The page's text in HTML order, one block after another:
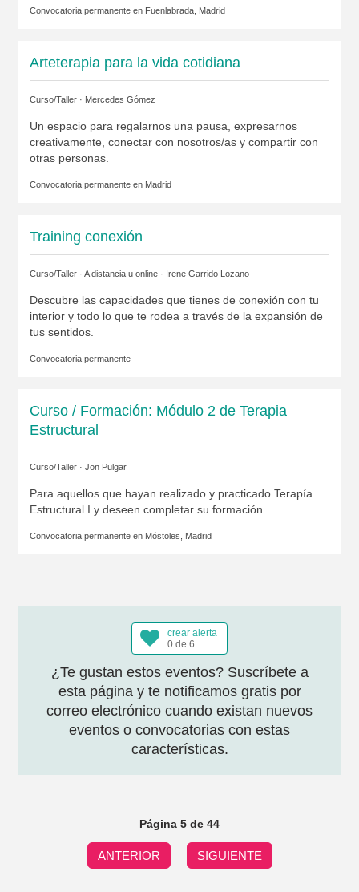
Convocatoria permanente en Fuenlabrada, Madrid
Arteterapia para la vida cotidiana
Curso/Taller · Mercedes Gómez
Un espacio para regalarnos una pausa, expresarnos
creativamente, conectar con nosotros/as y compartir con
otras personas.
Convocatoria permanente en Madrid
Training conexión
Curso/Taller · A distancia u online · Irene Garrido Lozano
Descubre las capacidades que tienes de conexión con tu
interior y todo lo que te rodea a través de la expansión de
tus sentidos.
Convocatoria permanente
Curso / Formación: Módulo 2 de Terapia
Estructural
Curso/Taller · Jon Pulgar
Para aquellos que hayan realizado y practicado Terapía
Estructural I y deseen completar su formación.
Convocatoria permanente en Móstoles, Madrid
crear alerta
0 de 6
¿Te gustan estos eventos? Suscríbete a
esta página y te notificamos gratis por
correo electrónico cuando existan nuevos
eventos o convocatorias con estas
características.
Página 5 de 44
ANTERIOR SIGUIENTE